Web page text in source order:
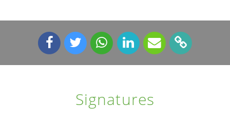
Signatures